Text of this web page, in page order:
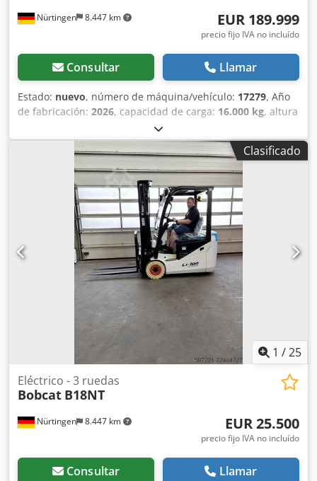
Nürtingen 8.447 km EUR 189.999
precio fijo IVA no incluído
Consultar Llamar
Estado: nuevo, número de máquina/vehículo: 17279, Año
de fabricación: 2026, capacidad de carga: 16.000 kg, altura
, ascensor libre:
de carga:600 mm, tipo de combustible:diésel, tipo de
triple, altura de construcción:3.030 mm, longitud
de la horquilla:2.400 mm, tamaño del neumático
12.00-20 100%, tamaño del neumático trasero:
12.00-20 100%, peso total:19.300 kg, Equipamiento:
, 5218640 Dkjdpszp T Ausfx Am Sjr Número de serie:
FDC0H-5107-00494
Clasificado
1 /25
Nürtingen 8.447 km
Eléctrico - 3 ruedas
Bobcat B18NT
EUR 25.500
precio fijo IVA no incluído
Consultar Llamar